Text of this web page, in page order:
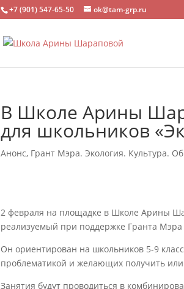
+7 (901) 547-65-50 ok@tam-grp.ru
В Школе Арины
для школьников
Анонс, Грант Мэра. Экология. Культура.
2 февраля на площадке в Школе Арины
реализуемый при поддержке Гранта
Он ориентирован на школьников 5-9
проблематикой и желающих получить
Занятия будут проводиться в